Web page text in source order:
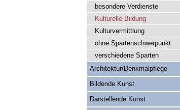
besondere Verdienste
Kulturelle Bildung
Kulturvermittlung
ohne Spartenschwerpunkt
verschiedene Sparten
Architektur/Denkmalpflege
Bildende Kunst
Darstellende Kunst